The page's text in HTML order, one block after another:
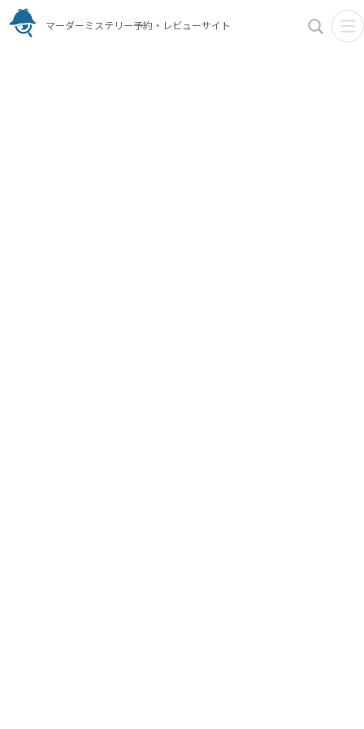
マーダーミステリー予約・レビューサイト